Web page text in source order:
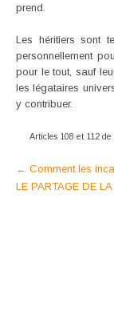
prend.
Les héritiers sont
personnellement
pour le tout, sauf
les légataires
y contribuer.
Articles 108 et 112
Post
navigation
← Comment les
LE PARTAGE DE